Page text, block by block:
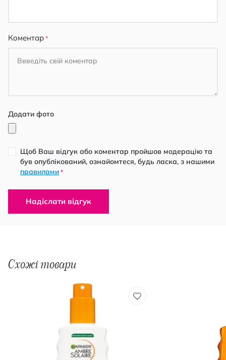
Коментар
Додати фото
Щоб Ваш відгук або коментар пройшов модерацію та
був опублікований, ознайомтеся, будь ласка, з нашими
правилами *
Надіслати відгук
Схожі товари